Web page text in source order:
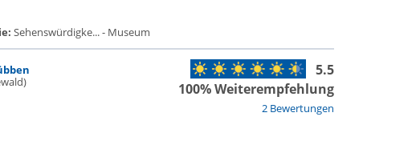
Sehenswürdigke... - Museum
2 Bewertungen
5.5
100% Weiterempfehlung